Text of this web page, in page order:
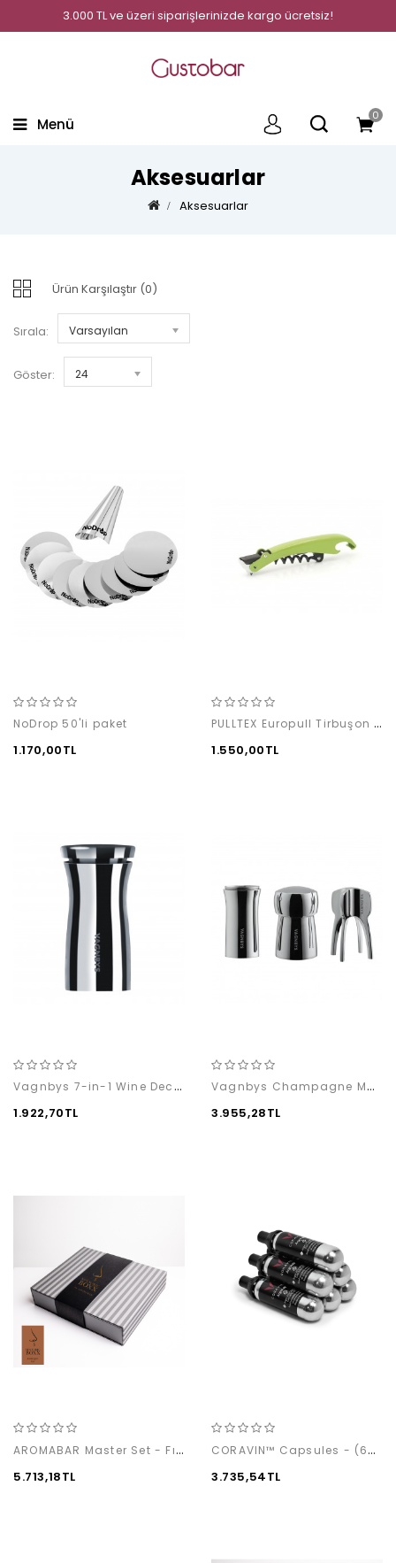
3.000 TL ve üzeri siparişlerinizde kargo ücretsiz!
0
Menü
Aksesuarlar
Aksesuarlar
Ürün Karşılaştır (0)
Sırala: Varsayılan
Göster: 24
NoDrop 50'li paket
1.170,00TL
PULLTEX Europull Tirbuşon / Yeşil
1.550,00TL
Vagnbys 7-in-1 Wine Decanter
1.922,70TL
Vagnbys Champagne Master Tools
3.955,28TL
AROMABAR Master Set - Fıçı (12’li)
5.713,18TL
CORAVIN™ Capsules - (6-pack)
3.735,54TL